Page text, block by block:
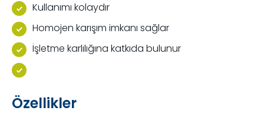
Kullanımı kolaydır
Homojen karışım imkanı sağlar
İşletme karlılığına katkıda bulunur
Özellikler